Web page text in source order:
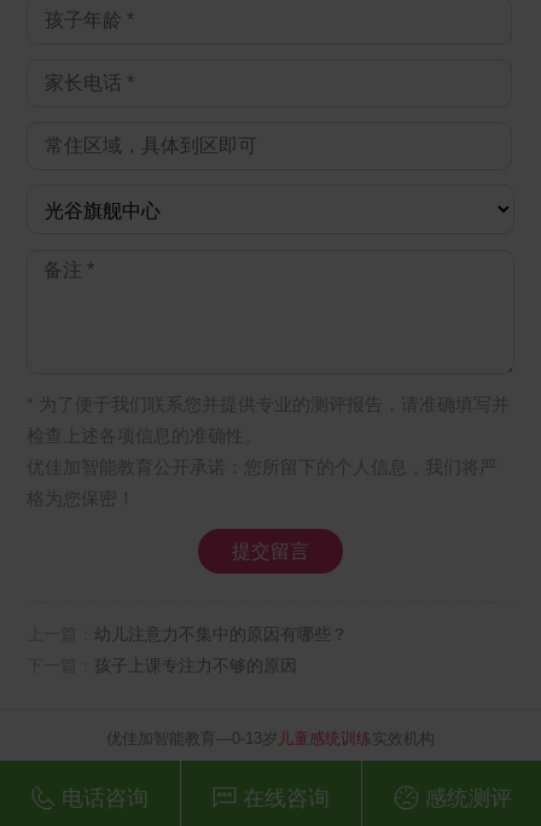
* 为了便于我们联系您并提供专业的测评报告，请准确填写并
检查上述各项信息的准确性。
优佳加智能教育公开承诺：您所留下的个人信息，我们将严
格为您保密！
幼儿注意力不集中的原因有哪些？
孩子上课专注力不够的原因
优佳加智能教育—0-13岁 儿童感统训练实效机构
电话咨询 在线咨询 感统测评